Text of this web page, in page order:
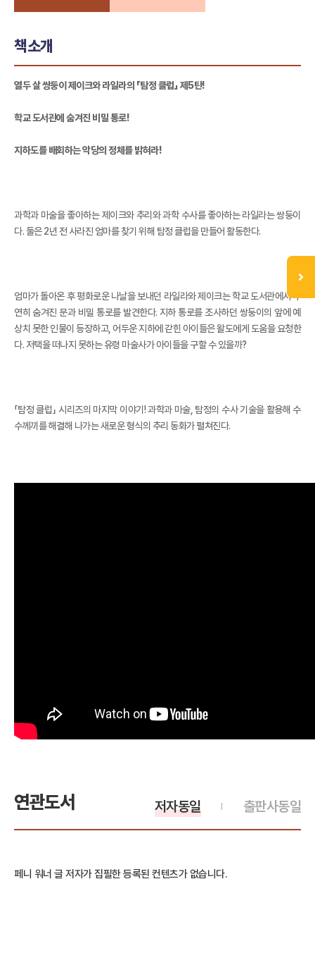
책소개
열두 살 쌍둥이 제이크와 라일라의 「탐정 클럽」 제5탄!
학교 도서관에 숨겨진 비밀 통로!
지하도를 배회하는 악당의 정체를 밝혀라!
과학과 마술을 좋아하는 제이크와 추리와 과학 수사를 좋아하는 라일라는 쌍둥이
다. 둘은 2년 전 사라진 엄마를 찾기 위해 탐정 클럽을 만들어 활동한다.
엄마가 돌아온 후 평화로운 나날을 보내던 라일라와 제이크는 학교 도서관에서 우
연히 숨겨진 문과 비밀 통로를 발견한다. 지하 통로를 조사하던 쌍둥이의 앞에 예
상치 못한 인물이 등장하고, 어두운 지하에 갇힌 아이들은 왈도에게 도움을 요청한
다. 저택을 떠나지 못하는 유령 마술사가 아이들을 구할 수 있을까?
「탐정 클럽」 시리즈의 마지막 이야기! 과학과 마술, 탐정의 수사 기술을 활용해 수
수께끼를 해결해 나가는 새로운 형식의 추리 동화가 펼쳐진다.
연관도서 출판사동일
저자동일
페니 워너 글 저자가 집필한 등록된 컨텐츠가 없습니다.